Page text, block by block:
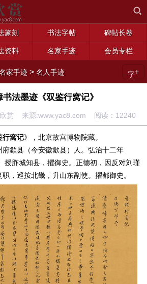
篆刻 书法字帖 碑帖长卷
资料 名家手迹 会员专栏
家手迹 >名人手迹 字+
法墨迹《双鉴行窝记》
赏 来源:www.yac8.com 阅读： 12240
行窝记》，北京故宫博物院藏。
歙县（今安徽歙县）人。弘治十二年
授胙城知县，擢御史。正德初，因反对刘瑾
，巡按北畿，升山东副使。擢都御史。